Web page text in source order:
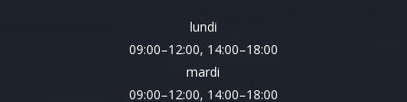
lundi
09:00–12:00, 14:00–18:00
mardi
09:00–12:00, 14:00–18:00